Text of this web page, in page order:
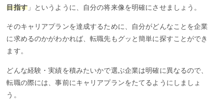
目指す」というように、自分の将来像を明確にさせましょう。
そのキャリアプランを達成するために、自分がどんなことを企業
に求めるのかがわかれば、転職先もグッと簡単に探すことができ
ます。
どんな経験・実績を積みたいかで選ぶ企業は明確に異なるので、
転職の際には、事前にキャリアプランをたてるようにしましょ
う。